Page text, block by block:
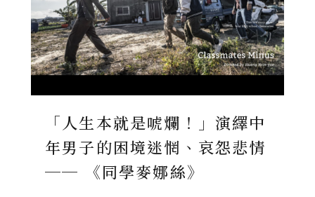
「人生本就是唬爛！」演繹中
年男子的困境迷惘、哀怨悲情
── 《同學麥娜絲》